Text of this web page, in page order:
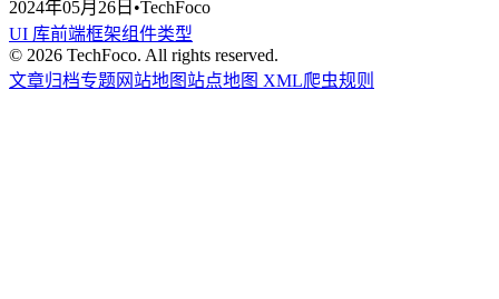
2024年05月26日 •TechFoco
UI 库前端框架组件类型
© 2026 TechFoco. All rights reserved.
文章归档专题 网站地图 站点地图 XML爬虫规则